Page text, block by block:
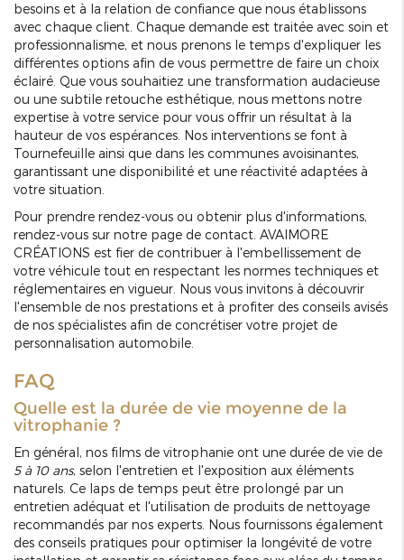
besoins et à la relation de confiance que nous établissons
avec chaque client. Chaque demande est traitée avec soin et
professionnalisme, et nous prenons le temps d'expliquer les
différentes options afin de vous permettre de faire un choix
éclairé. Que vous souhaitiez une transformation audacieuse
ou une subtile retouche esthétique, nous mettons notre
expertise à votre service pour vous offrir un résultat à la
hauteur de vos espérances. Nos interventions se font à
Tournefeuille ainsi que dans les communes avoisinantes,
garantissant une disponibilité et une réactivité adaptées à
votre situation.
Pour prendre rendez-vous ou obtenir plus d'informations,
rendez-vous sur notre page de contact. AVAIMORE
CRÉATIONS est fier de contribuer à l'embellissement de
votre véhicule tout en respectant les normes techniques et
réglementaires en vigueur. Nous vous invitons à découvrir
l'ensemble de nos prestations et à profiter des conseils avisés
de nos spécialistes afin de concrétiser votre projet de
personnalisation automobile.
FAQ
Quelle est la durée de vie moyenne de la
vitrophanie ?
En général, nos films de vitrophanie ont une durée de vie de
5 à 10 ans, selon l'entretien et l'exposition aux éléments
naturels. Ce laps de temps peut être prolongé par un
entretien adéquat et l'utilisation de produits de nettoyage
recommandés par nos experts. Nous fournissons également
des conseils pratiques pour optimiser la longévité de votre